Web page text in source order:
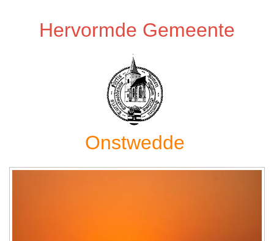
Hervormde Gemeente
Onstwedde